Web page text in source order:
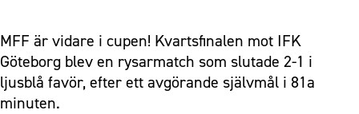
MFF är vidare i cupen! Kvartsfinalen mot IFK
Göteborg blev en rysarmatch som slutade 2-1 i
ljusblå favör, efter ett avgörande självmål i 81a
minuten.